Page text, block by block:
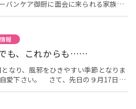
避難して頂けるように、
必要があります。 今
が決壊したということを想定 し、避
難して 頂くという訓練を行
避難訓練①[/caption]
align="aligncenter"
[caption
width="700"] 避
体、ご自愛くださ
ても食事の時間は、お楽しみの１つと
きるよう、季節を感じられるメニュー
す。 昨日、(9月23日)秋分
ご飯、鱚と海老の天ぷら、紅白なます、
報
も、これからも……
なり、風邪をひきやすい季節となりま
ました「敬老祝賀会」や、行事食を通